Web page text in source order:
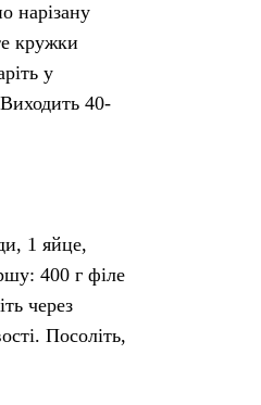
нарізану
кружки
у
40-
1 яйце,
400 г філе
через
Посоліть,